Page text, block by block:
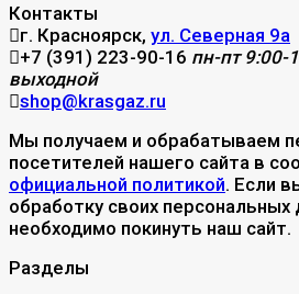
Контакты
г. Красноярск, ул. Северная 9а
+7 (391) 223-90-16 пн-пт 9:00-
выходной
shop@krasgaz.ru
Мы получаем и обрабатываем
посетителей нашего сайта в
официальной политикой. Если
обработку своих персональных
необходимо покинуть наш сайт.
Разделы